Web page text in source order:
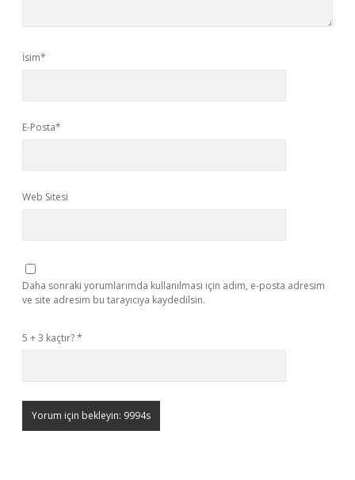
İsim*
E-Posta*
Web Sitesi
Daha sonraki yorumlarımda kullanılması için adım, e-posta adresim
ve site adresim bu tarayıcıya kaydedilsin.
5 + 3 kaçtır?*